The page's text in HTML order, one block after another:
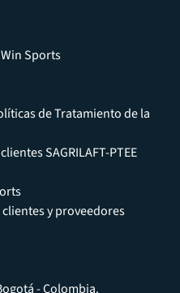
Sports
de Tratamiento de la
SAGRILAFT-PTEE
y proveedores
- Colombia.